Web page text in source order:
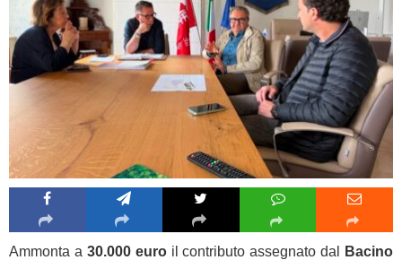
Ammonta a 30.000 euroil contributo assegnato dal
Bacino